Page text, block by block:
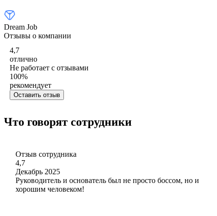
Dream Job
Отзывы о компании
4,7
отлично
Не работает с отзывами
100%
рекомендует
Оставить отзыв
Что говорят сотрудники
Отзыв сотрудника
4,7
Декабрь 2025
Руководитель и основатель был не просто боссом, но и
хорошим человеком!